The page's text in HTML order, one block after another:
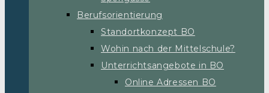
Berufsorientierung
Standortkonzept BO
Wohin nach der Mittelschule?
Unterrichtsangebote in BO
Online Adressen BO